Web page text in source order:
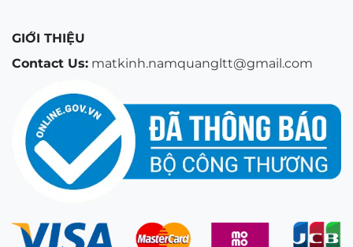
GIỚI THIỆU
Contact Us: matkinh.namquangltt@gmail.com